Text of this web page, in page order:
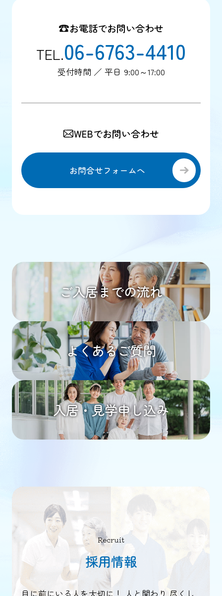
お電話でお問い合わせ
TEL.06-6763-4410
受付時間 ／ 平日 9:00～17:00
WEBでお問い合わせ
お問合せフォームへ
ご入居までの流れ
よくあるご質問
入居・見学申し込み
Recruit
採用情報
目に前にいる人を大切に！ 人と関わり 尽くし